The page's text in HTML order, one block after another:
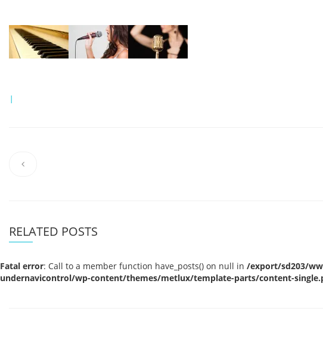
|
RELATED POSTS
Fatal error: Call to a member function have_posts() on null in /export/sd203/
undernavicontrol/wp-content/themes/metlux/template-parts/content-